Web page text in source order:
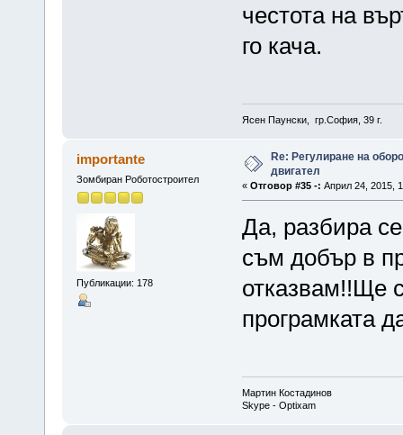
честота на
го кача.
Ясен Паунски, гр.София, 39 г.
importante
Зомбиран Роботостроител
Публикации: 178
Re: Регулиране на
двигател
« Отговор #35 -: Април 24, 2015,
Да, разбира
съм добър в
отказвам!!Ще
програмката
Мартин Костадинов
Skype - Optixam